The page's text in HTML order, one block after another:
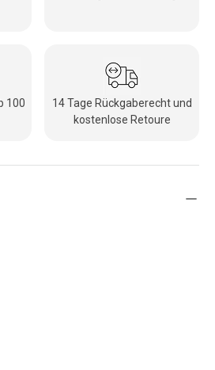
100
14 Tage Rückgaberecht und
kostenlose Retoure